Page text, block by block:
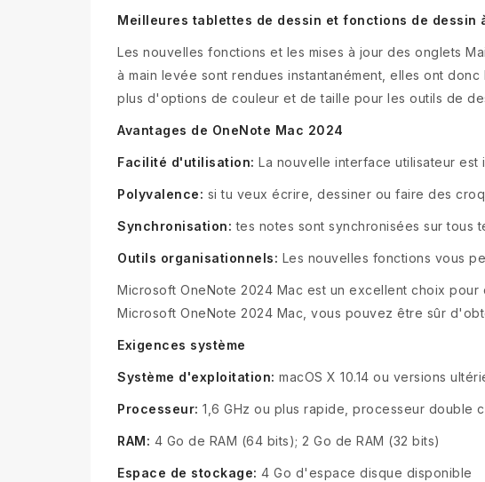
Meilleures tablettes de dessin et fonctions de dessin
Les nouvelles fonctions et les mises à jour des onglets
à main levée sont rendues instantanément, elles ont
plus d'options de couleur et de taille pour les outils de
Avantages de OneNote Mac 2024
Facilité d'utilisation: La nouvelle interface utilisateur est
Polyvalence: si tu veux écrire, dessiner ou faire des
Synchronisation:tes notes sont synchronisées sur tous
Outils organisationnels: Les nouvelles fonctions vous
Microsoft OneNote 2024 Mac est un excellent choix
Microsoft OneNote 2024 Mac, vous pouvez être sûr
Exigences système
Système d'exploitation: macOS X 10.14 ou versions
Processeur: 1,6 GHz ou plus rapide, processeur double
RAM: 4 Go de RAM (64 bits); 2 Go de RAM (32 bits)
Espace de stockage: 4 Go d'espace disque disponible